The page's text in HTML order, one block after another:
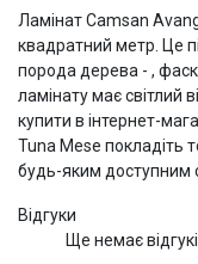
Ламінат Camsan
квадратний метр. Це
порода дерева - ,
ламінату має світлий
купити в інтернет-
Tuna Mese покладіть
будь-яким доступним
Відгуки
Ще немає